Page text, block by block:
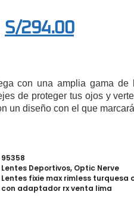
S/294.00
con una amplia gama
de proteger tus ojos y
un diseño con el que
95358
Lentes Deportivos, Optic Nerve
Lentes fixie max rimless turquesa
con adaptador rx venta lima